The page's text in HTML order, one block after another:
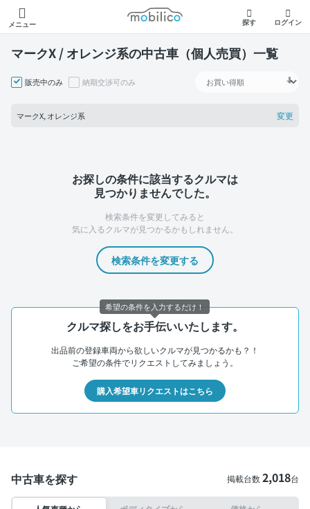
メニュー
モビリコ
探す ログイン
マークX / オレンジ系の中古車（個人売買）一覧
販売中のみ 納期交渉可のみ
マークX, オレンジ系 変更
お探しの条件に該当するクルマは
見つかりませんでした。
検索条件を変更してみると
気に入るクルマが見つかるかもしれません。
検索条件を変更する
クルマ探しをお手伝いいたします。
出品前の登録車両から欲しいクルマが見つかるかも？！
ご希望の条件でリクエストしてみましょう。
購入希望車リクエストはこちら
中古車を探す 掲載台数2,018台
希望の条件を入力するだけ！